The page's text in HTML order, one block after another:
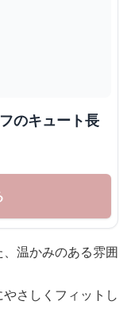
のキュート長
温かみのある雰囲
さしくフィットし